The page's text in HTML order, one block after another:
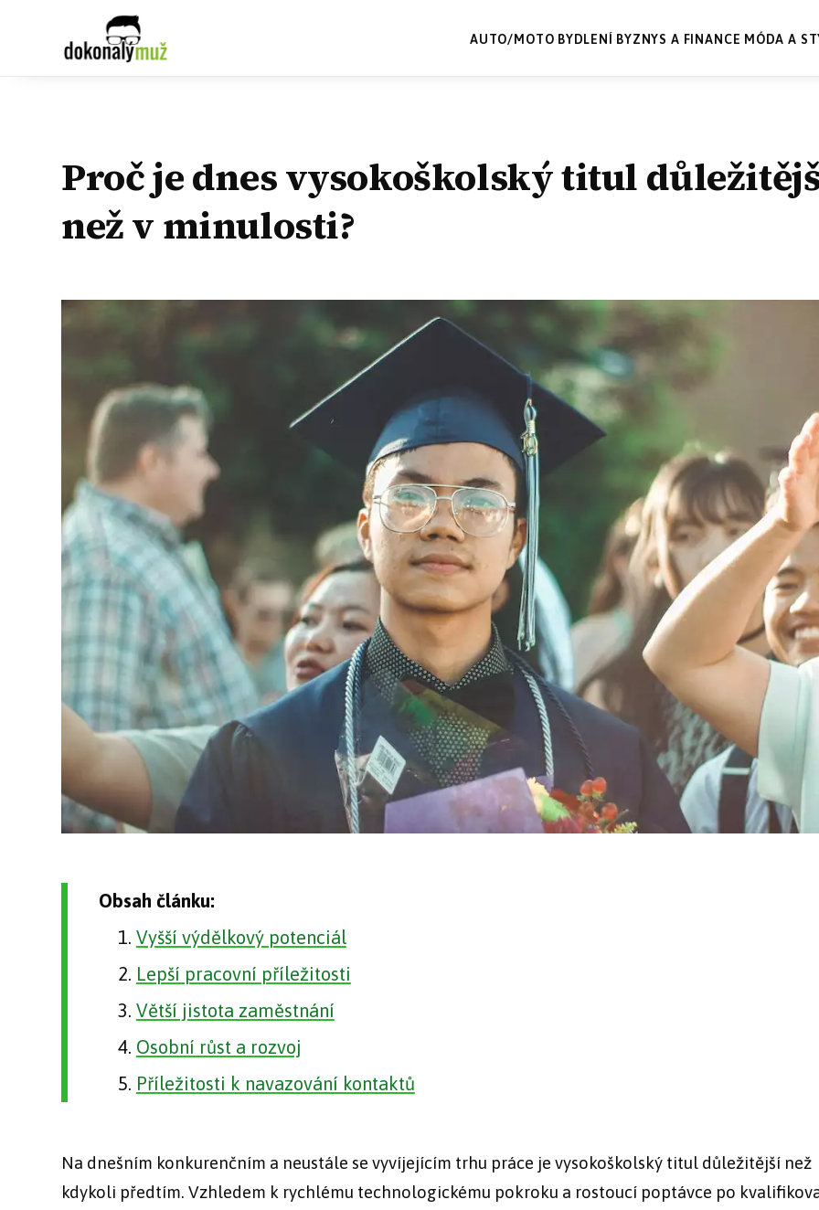
AUTO/MOTO BYDLENÍ BYZNYS A FINANCE MÓDA A
Proč je dnes vysokoškolský titul
než v minulosti?
Obsah článku:
Vyšší výdělkový potenciál
Lepší pracovní příležitosti
Větší jistota zaměstnání
Osobní růst a rozvoj
Příležitosti k navazování kontaktů
Na dnešním konkurenčním a neustále se vyvíjejícím trhu práce je vysokoškolský titul důležitější než
kdykoli předtím. Vzhledem k rychlému technologickému pokroku a rostoucí poptávce po